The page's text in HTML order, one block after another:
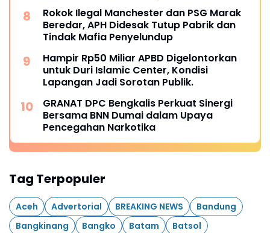
Rokok Ilegal Manchester dan PSG Marak
Beredar, APH Didesak Tutup Pabrik dan
Tindak Mafia Penyelundup
Hampir Rp50 Miliar APBD Digelontorkan
untuk Duri Islamic Center, Kondisi
Lapangan Jadi Sorotan Publik.
GRANAT DPC Bengkalis Perkuat Sinergi
Bersama BNN Dumai dalam Upaya
Pencegahan Narkotika
Tag Terpopuler
Aceh Advertorial BREAKING NEWS
Bandung
Bangkinang
Bangko Batam
Batsol